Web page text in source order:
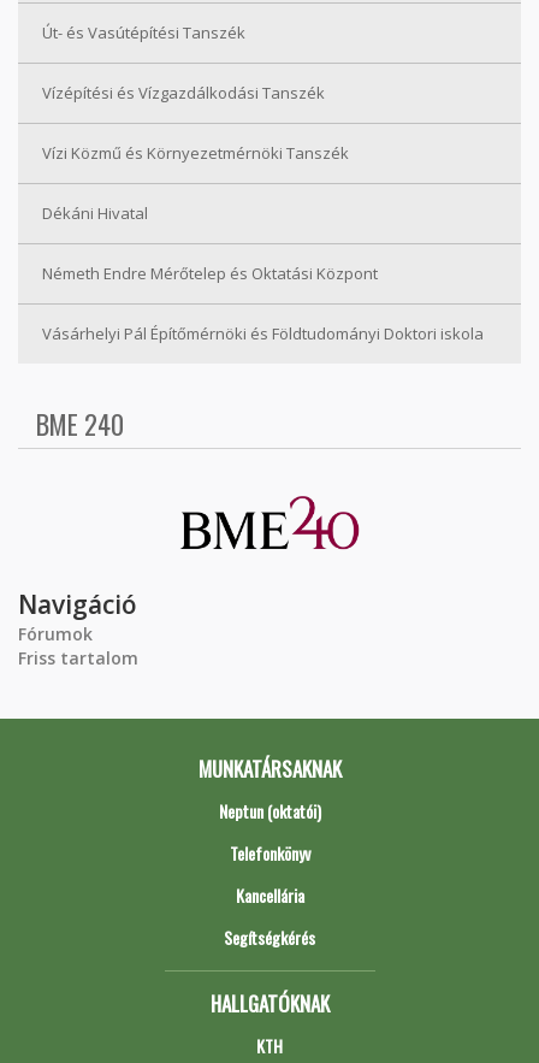
Út- és Vasútépítési Tanszék
Vízépítési és Vízgazdálkodási Tanszék
Vízi Közmű és Környezetmérnöki Tanszék
Dékáni Hivatal
Németh Endre Mérőtelep és Oktatási Központ
Vásárhelyi Pál Építőmérnöki és Földtudományi Doktori iskola
BME 240
Navigáció
Fórumok
Friss tartalom
MUNKATÁRSAKNAK
Neptun (oktatói)
Telefonkönyv
Kancellária
Segítségkérés
HALLGATÓKNAK
KTH